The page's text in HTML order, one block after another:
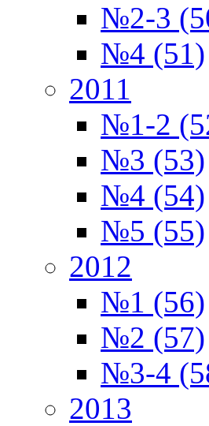
№2-3
№4 (51)
2011
№1-2
№3 (53)
№4 (54)
№5 (55)
2012
№1 (56)
№2 (57)
№3-4
2013